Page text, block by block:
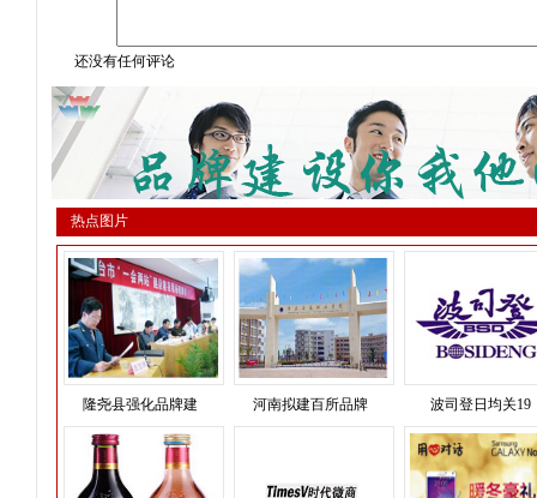
还没有任何评论
热点图片
隆尧县强化品牌建 河南拟建百所品牌 波司登日均关19